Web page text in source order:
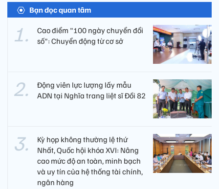
Bạn đọc quan tâm
Cao điểm "100 ngày chuyển đổi
số": Chuyển động từ cơ sở
Động viên lực lượng lấy mẫu
ADN tại Nghĩa trang liệt sĩ Đồi 82​
Kỳ họp không thường lệ thứ
Nhất, Quốc hội khóa XVI: Nâng
cao mức độ an toàn, minh bạch
và uy tín của hệ thống tài chính,
ngân hàng